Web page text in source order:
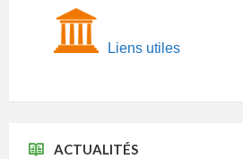
Liens utiles
ACTUALITÉS